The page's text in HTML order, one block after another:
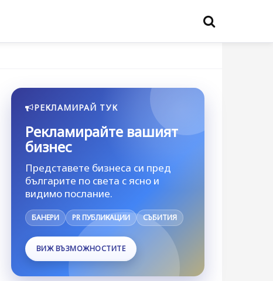
РЕКЛАМИРАЙ ТУК
Рекламирайте вашият
бизнес
Представете бизнеса си пред
българите по света с ясно и
видимо послание.
БАНЕРИ PR ПУБЛИКАЦИИ СЪБИТИЯ
ВИЖ ВЪЗМОЖНОСТИТЕ